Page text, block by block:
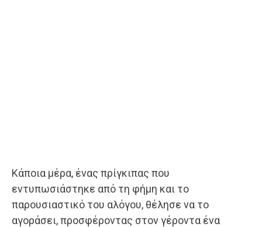
Κάποια μέρα, ένας πρίγκιπας που
εντυπωσιάστηκε από τη φήμη και το
παρουσιαστικό του αλόγου, θέλησε να το
αγοράσει, προσφέροντας στον γέροντα ένα